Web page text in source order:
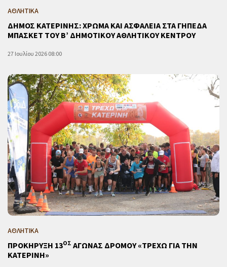
ΑΘΛΗΤΙΚΑ
ΔΗΜΟΣ ΚΑΤΕΡΙΝΗΣ: ΧΡΩΜΑ ΚΑΙ ΑΣΦΑΛΕΙΑ ΣΤΑ ΓΗΠΕΔΑ
ΜΠΑΣΚΕΤ ΤΟΥ Β’ ΔΗΜΟΤΙΚΟΥ ΑΘΛΗΤΙΚΟΥ ΚΕΝΤΡΟΥ
27 Ιουλίου 2026 08:00
ΑΘΛΗΤΙΚΑ
ΠΡΟΚΗΡΥΞΗ 13ΟΣ ΑΓΩΝΑΣ ΔΡΟΜΟΥ «ΤΡΕΧΩ ΓΙΑ ΤΗΝ
ΚΑΤΕΡΙΝΗ»